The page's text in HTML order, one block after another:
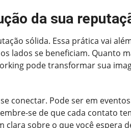
da sua
sólida. Essa prática vai
lados se beneficiam. Quanto
pode transformar sua
conectar. Pode ser em
se de que cada contato
sobre o que você espera